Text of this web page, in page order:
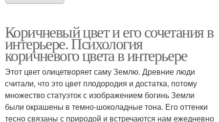
Коричневый цвет и его сочетания в
интерьере. Психология
коричневого цвета в интерьере
Этот цвет олицетворяет саму Землю. Древние люди
считали, что это цвет плодородия и достатка, потому
множество статуэток с изображением богинь Земли
были окрашены в темно-шоколадные тона. Его оттенки
тесно связаны с природой и встречаются нам ежедневно